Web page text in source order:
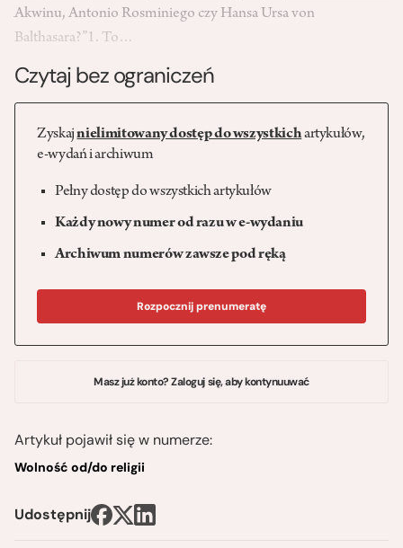
Akwinu, Antonio Rosminiego czy Hansa Ursa von
Balthasara?”1. To…
Czytaj bez ograniczeń
Zyskajnielimitowany dostęp do wszystkichartykułów,
e-wydań i archiwum
Pełny dostęp do wszystkich artykułów
Każdy nowy numer od razu w e-wydaniu
Archiwum numerów zawsze pod ręką
Rozpocznij prenumeratę
Masz już konto? Zaloguj się, aby kontynuuwać
Artykuł pojawił się w numerze:
Wolność od/do religii
Udostępnij